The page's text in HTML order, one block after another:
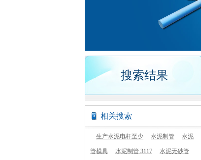
搜索结果
相关搜索
生产水泥电杆至少 水泥制管 水泥
管模具 水泥制管 3117 水泥无砂管